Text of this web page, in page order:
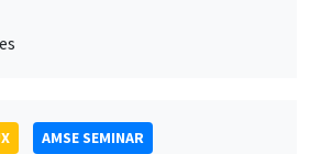
AMSE SEMINAR